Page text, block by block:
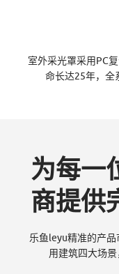
鱼
室外采光罩采用PC
命长达25年，全
为每一
商提供
乐鱼leyu精准的产
用建筑四大场